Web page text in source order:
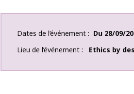
Dates de l’événement Du 28/09/
Lieu de l’événement
Ethics by